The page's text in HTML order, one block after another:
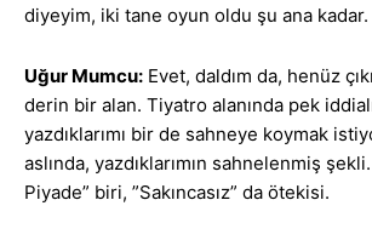
diyeyim, iki tane oyun oldu şu ana kadar.
Uğur Mumcu: Evet, daldım da, henüz
derin bir alan. Tiyatro alanında pek
yazdıklarımı bir de sahneye koymak
aslında, yazdıklarımın sahnelenmiş şekli.
Piyade” biri, ”Sakıncasız” da ötekisi.